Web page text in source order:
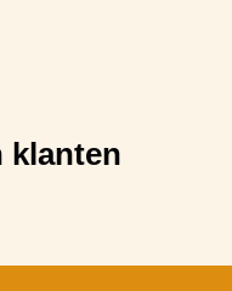
klanten